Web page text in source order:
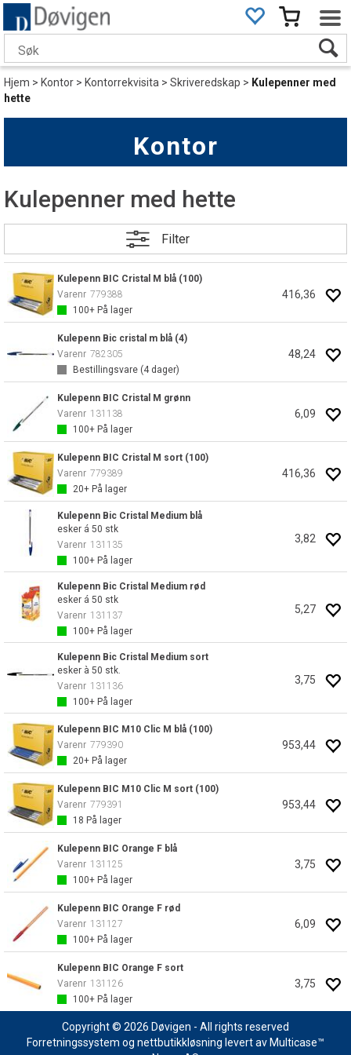
Hjem>Kontor>Kontorrekvisita>Skriveredskap> Kulepenner med
hette
Kontor
Kulepenner med hette
Filter
Kulepenn BIC Cristal M blå (100)
Varenr 779388
100+ På lager
416,36
Kulepenn Bic cristal m blå (4)
Varenr 782305
Bestillingsvare (4dager)
48,24
Kulepenn BIC Cristal M grønn
Varenr 131138
100+ På lager
6,09
Kulepenn BIC Cristal M sort (100)
Varenr 779389
20+ På lager
416,36
Kulepenn Bic Cristal Medium blå
esker á 50 stk
Varenr 131135
100+ På lager
3,82
Kulepenn Bic Cristal Medium rød
esker á 50 stk
Varenr 131137
100+ På lager
5,27
Kulepenn Bic Cristal Medium sort
esker à 50 stk.
Varenr 131136
100+ På lager
3,75
Kulepenn BIC M10 Clic M blå (100)
Varenr 779390
20+ På lager
953,44
Kulepenn BIC M10 Clic M sort (100)
Varenr 779391
18 På lager
953,44
Kulepenn BIC Orange F blå
Varenr 131125
100+ På lager
3,75
Kulepenn BIC Orange F rød
Varenr 131127
100+ På lager
6,09
Kulepenn BIC Orange F sort
Varenr 131126
100+ På lager
3,75
Copyright © 2026 Døvigen - All rights reserved
Forretningssystem og nettbutikkløsning levert av Multicase™